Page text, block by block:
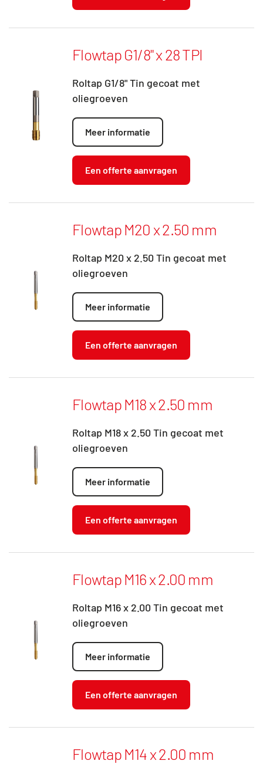
Flowtap G1/8" x 28 TPI
Roltap G1/8" Tin gecoat met
oliegroeven
Meer informatie
Een offerte aanvragen
Flowtap M20 x 2.50 mm
Roltap M20 x 2.50 Tin gecoat met
oliegroeven
Meer informatie
Een offerte aanvragen
Flowtap M18 x 2.50 mm
Roltap M18 x 2.50 Tin gecoat met
oliegroeven
Meer informatie
Een offerte aanvragen
Flowtap M16 x 2.00 mm
Roltap M16 x 2.00 Tin gecoat met
oliegroeven
Meer informatie
Een offerte aanvragen
Flowtap M14 x 2.00 mm